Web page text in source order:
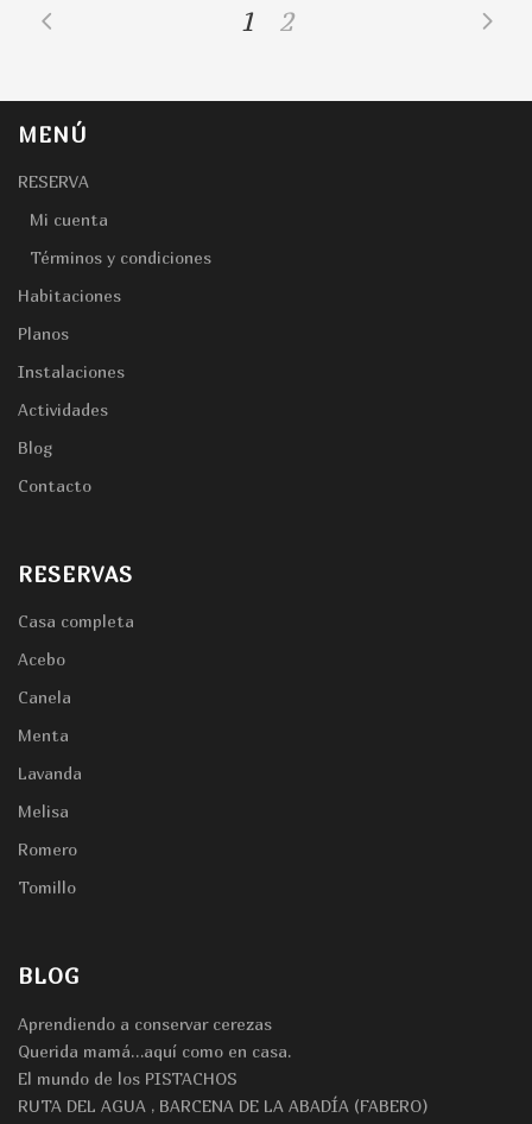
1 2
MENÚ
RESERVA
Mi cuenta
Términos y condiciones
Habitaciones
Planos
Instalaciones
Actividades
Blog
Contacto
RESERVAS
Casa completa
Acebo
Canela
Menta
Lavanda
Melisa
Romero
Tomillo
BLOG
Aprendiendo a conservar cerezas
Querida mamá…aquí como en casa.
El mundo de los PISTACHOS
RUTA DEL AGUA , BARCENA DE LA ABADÍA (FABERO)